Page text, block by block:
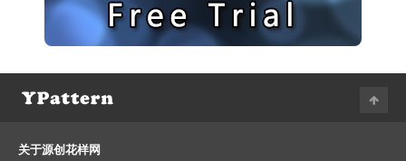
关于源创花样网